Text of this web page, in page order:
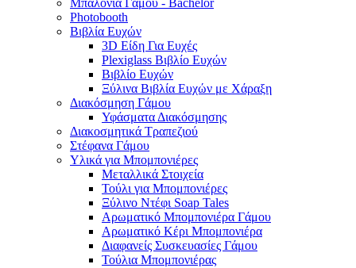
Μπαλόνια Γάμου - Bachelor
Photobooth
Βιβλία Ευχών
3D Είδη Για Ευχές
Plexiglass Βιβλίο Ευχών
Βιβλίο Ευχών
Ξύλινα Βιβλία Ευχών με Χάραξη
Διακόσμηση Γάμου
Υφάσματα Διακόσμησης
Διακοσμητικά Τραπεζιού
Στέφανα Γάμου
Υλικά για Μπομπονιέρες
Μεταλλικά Στοιχεία
Τούλι για Μπομπονιέρες
Ξύλινο Ντέφι Soap Tales
Αρωματικό Μπομπονιέρα Γάμου
Αρωματικό Κέρι Μπομπονιέρα
Διαφανείς Συσκευασίες Γάμου
Τούλια Μπομπονιέρας